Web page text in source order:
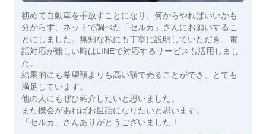
初めて自動車を手放すことになり、何からやればいいかも
分からず、ネットで調べた「セルカ」さんにお願いするこ
とにしました。無知な私にも丁寧に説明していただき、電
話対応が難しい時はLINEで対応するサービスも活用しまし
た。
結果的にも希望額よりも高い額で売ることができ、とても
満足しています。
他の人にもぜひ紹介したいと思いました。
また機会があればお世話になりたいと思います。
「セルカ」さんありがとうございました！